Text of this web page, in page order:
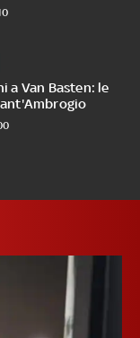
a Van Basten: le